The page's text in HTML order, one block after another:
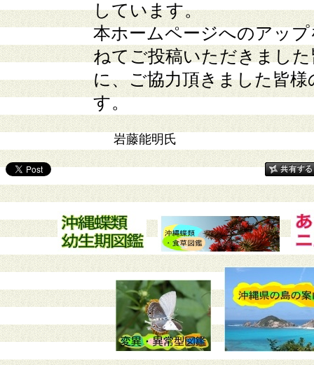
しています。
本ホームページへのアッ
ねてご投稿いただきまし
に、ご協力頂きました皆
す。
岩藤能明氏